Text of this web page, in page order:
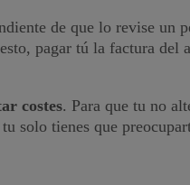
de que lo revise un
pagar tú la factura del
costes. Para que tu no
solo tienes que